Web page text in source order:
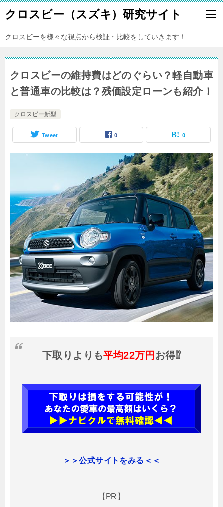
クロスビー（スズキ）研究サイト
クロスビーを様々な視点から検証・比較をしていきます！
クロスビーの維持費はどのぐらい？軽自動車
と普通車の比較は？残価設定ローンも紹介！
クロスビー新型
Tweet 0 0
下取りよりも平均22万円 お得⁉
＞＞公式サイトをみる＜＜
【PR】